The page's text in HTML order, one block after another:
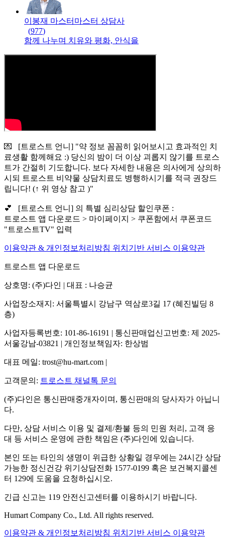
이봉재 마스터 마스터 상담사
(977)
함께 나누며 치유와 평화, 안식을
💌 [트로스트 언니] "약 정보 꼼꼼히 읽어보시고 효과적인 치
료생활 함께해요 :) 당신의 밤이 더 이상 괴롭지 않기를 트로스
트가 간절히 기도합니다. 보다 자세한 내용은 의사에게 상의하
시되 트로스트 비약물 상담치료도 병행하시기를 적극 권장드
립니다! (↑ 위 영상 참고 )"
💕 [트로스트 언니] 의 특별 심리상담 할인쿠폰 :
트로스트 앱 다운로드 > 마이페이지 > 쿠폰함에서 쿠폰코드
"트로스트TV" 입력
이용약관 & 개인정보처리방침 위치기반 서비스 이용약관
트로스트 앱 다운로드
상호명: (주)다인 | 대표 : 나승균
사업장소재지: 서울특별시 강남구 역삼로3길 17 (혜진빌딩 8
층)
사업자등록번호: 101-86-16191 | 통신판매업신고번호: 제 2025-
서울강남-03821 | 개인정보책임자: 한상범
대표 메일: trost@hu-mart.com |
고객문의: 트로스트 채널톡 문의
(주)다인은 통신판매중개자이며, 통신판매의 당사자가 아닙니
다.
다만, 상담 서비스 이용 및 결제/환불 등의 민원 처리, 고객 응
대 등 서비스 운영에 관한 책임은 (주)다인에 있습니다.
본인 또는 타인의 생명이 위급한 상황일 경우에는 24시간 상담
가능한 정신건강 위기상담전화 1577-0199 혹은 보건복지콜센
터 129에 도움을 요청하십시오.
긴급 신고는 119 안전신고센터를 이용하시기 바랍니다.
Humart Company Co., Ltd. All rights reserved.
이용약관 & 개인정보처리방침 위치기반 서비스 이용약관